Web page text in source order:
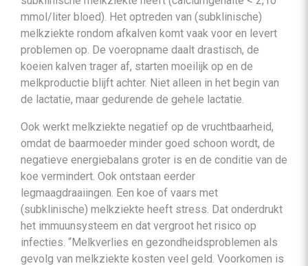
mmol/liter bloed). Het optreden van (subklinische)
melkziekte rondom afkalven komt vaak voor en levert
problemen op. De voeropname daalt drastisch, de
koeien kalven trager af, starten moeilijk op en de
melkproductie blijft achter. Niet alleen in het begin van
de lactatie, maar gedurende de gehele lactatie.
Ook werkt melkziekte negatief op de vruchtbaarheid,
omdat de baarmoeder minder goed schoon wordt, de
negatieve energiebalans groter is en de conditie van de
koe vermindert. Ook ontstaan eerder
legmaagdraaiingen. Een koe of vaars met
(subklinische) melkziekte heeft stress. Dat onderdrukt
het immuunsysteem en dat vergroot het risico op
infecties. “Melkverlies en gezondheidsproblemen als
gevolg van melkziekte kosten veel geld. Voorkomen is